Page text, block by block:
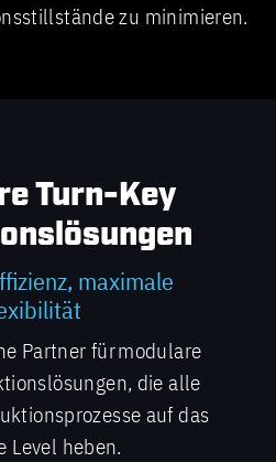
zu minimieren.
Turn-Key
maximale
Partner für modulare
die alle
auf das
Level heben.